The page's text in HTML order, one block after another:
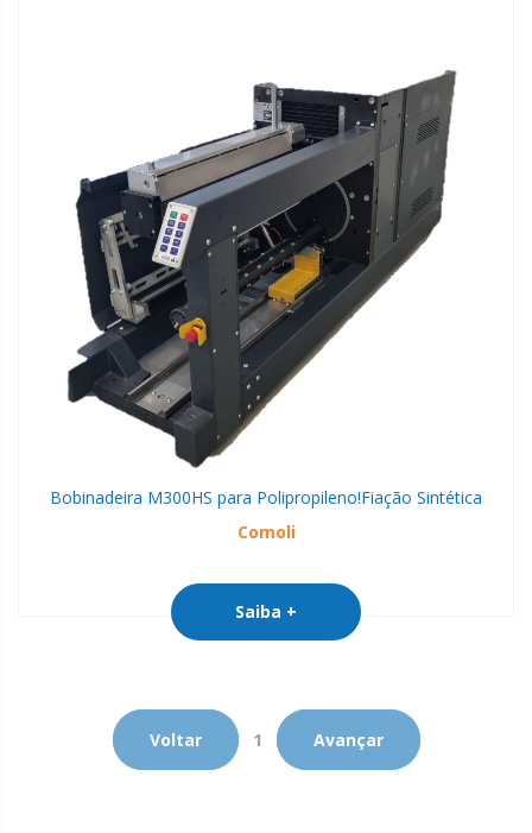
Bobinadeira M300HS para Polipropileno!Fiação Sintética
Comoli
Saiba +
Voltar 1 Avançar